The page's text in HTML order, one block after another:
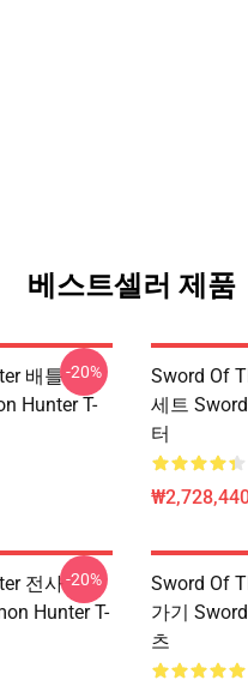
베스트셀러 제품
배틀
Hunter T-
-20%
Sword Of
세트
터
전사
Hunter T-
-20%
Sword Of
가기
츠